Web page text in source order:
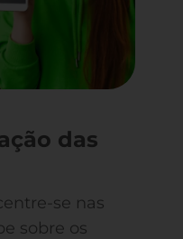
das
se nas
sobre os